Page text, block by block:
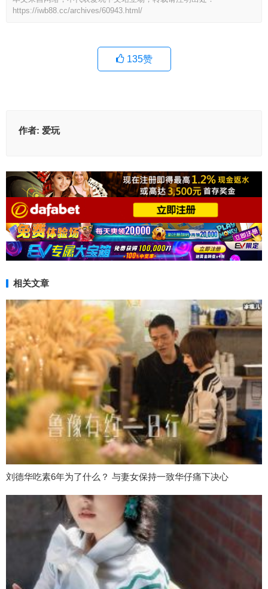
https://iwb88.cc/archives/60943.html/
135赞
作者: 爱玩
相关文章
刘德华吃素6年为了什么？ 与妻女保持一致华仔痛下决心